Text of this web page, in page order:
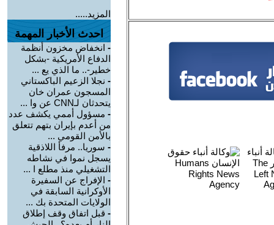
المزيد.....
احدث الأخبار المهمة
- انخفاض مخزون أنظمة
الدفاع الأمريكية -بشكل
خطير-.. ما الذي يع ...
- نجلا الزعيم الباكستاني
المسجون عمران خان
يتحدثان لـCNN عن وا ...
- مسؤول أممي يكشف عدد
من أعدم بإيران بتهم تتعلق
بالأمن القومي ...
- سوريا.. مرفأ اللاذقية
يسجل نموا في نشاطه
التشغيلي منذ مطلع ا ...
- الإفراج عن السفيرة
الأوكرانية السابقة في
الولايات المتحدة بك ...
- قبل اتفاق وقف إطلاق